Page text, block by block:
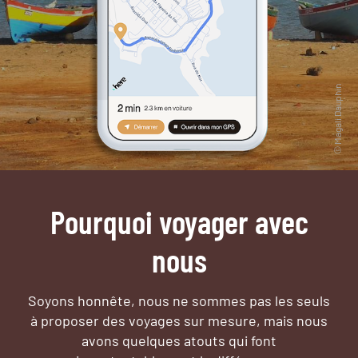
Pourquoi voyager avec
nous
Soyons honnête, nous ne sommes pas les seuls
à proposer des voyages sur mesure, mais nous
avons quelques atouts qui font